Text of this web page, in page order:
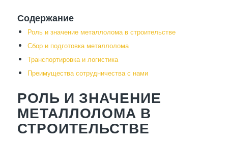
Содержание
Роль и значение металлолома в строительстве
Сбор и подготовка металлолома
Транспортировка и логистика
Преимущества сотрудничества с нами
РОЛЬ И ЗНАЧЕНИЕ
МЕТАЛЛОЛОМА В
СТРОИТЕЛЬСТВЕ